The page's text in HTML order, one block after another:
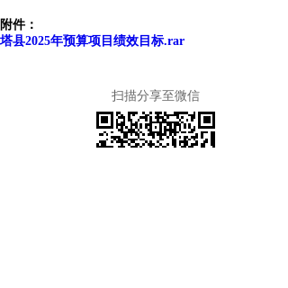
附件：
塔县2025年预算项目绩效目标.rar
扫描分享至微信